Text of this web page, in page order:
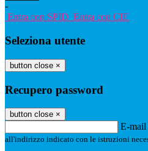
-
Entra con SPID Entra con CIE
Seleziona utente
button close ×
Recupero password
button close ×
E-mail
all'indirizzo indicato con le istruzioni